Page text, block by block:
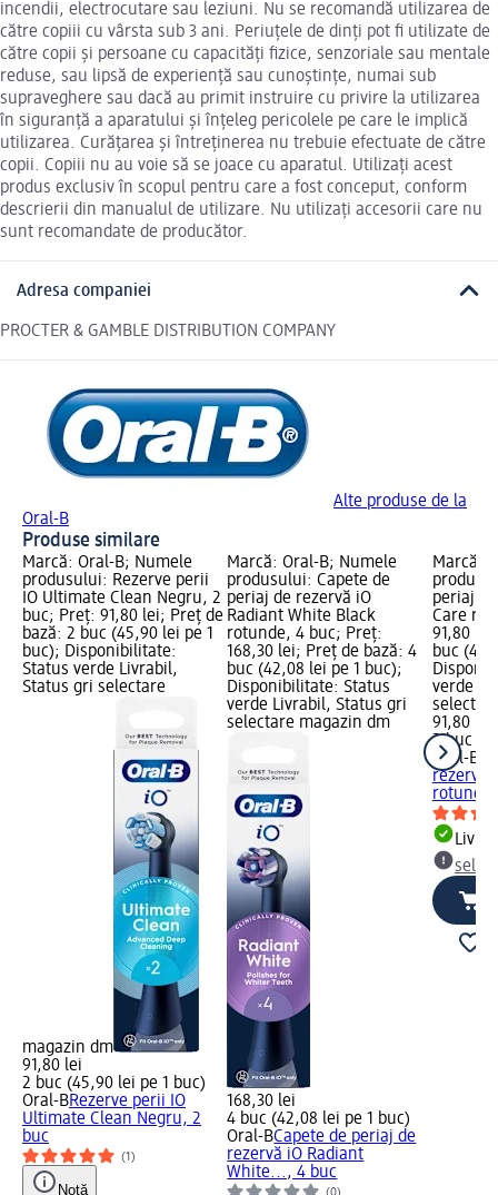
incendii, electrocutare sau leziuni. Nu se recomandă utilizarea de
către copiii cu vârsta sub 3 ani. Periuțele de dinți pot fi utilizate de
către copii și persoane cu capacități fizice, senzoriale sau mentale
reduse, sau lipsă de experiență sau cunoștințe, numai sub
supraveghere sau dacă au primit instruire cu privire la utilizarea
în siguranță a aparatului și înțeleg pericolele pe care le implică
utilizarea. Curățarea și întreținerea nu trebuie efectuate de către
copii. Copiii nu au voie să se joace cu aparatul. Utilizați acest
produs exclusiv în scopul pentru care a fost conceput, conform
descrierii din manualul de utilizare. Nu utilizați accesorii care nu
sunt recomandate de producător.
Adresa companiei
PROCTER & GAMBLE DISTRIBUTION COMPANY
Alte produse de la
Oral-B
Produse similare
Marcă: Oral-B; Numele
produsului: Rezerve perii
IO Ultimate Clean Negru, 2
buc; Preț: 91,80 lei; Preț de
bază: 2 buc (45,90 lei pe 1
buc); Disponibilitate:
Status verde Livrabil,
Status gri selectare
magazin dm
91,80 lei
2 buc (45,90 lei pe 1 buc)
Oral-BRezerve perii IO
Ultimate Clean Negru, 2
buc
(1)
Notă
Marcă: Oral-B; Numele
produsului: Capete de
periaj de rezervă iO
Radiant White Black
rotunde, 4 buc; Preț:
168,30 lei; Preț de bază: 4
buc (42,08 lei pe 1 buc);
Disponibilitate: Status
verde Livrabil, Status gri
selectare magazin dm
168,30 lei
4 buc (42,08 lei pe 1 buc)
Oral-BCapete de periaj de
rezervă iO Radiant
White..., 4 buc
Marcă:
periaj
Care
91,80
buc
verde
91,80 lei
2 buc
Oral-B
rezervă